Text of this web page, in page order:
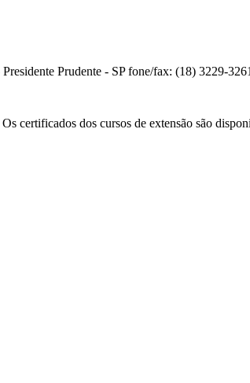
Prudente - SP fone/fax: (18) 3229-
certificados dos cursos de extensão são